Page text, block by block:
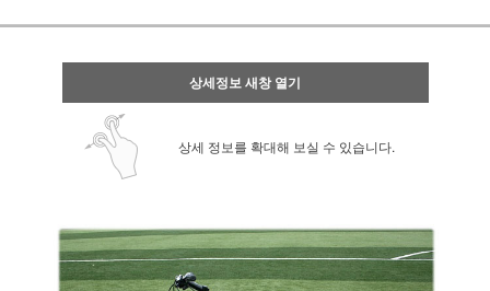
상세정보 새창 열기
상세 정보를 확대해 보실 수 있습니다.